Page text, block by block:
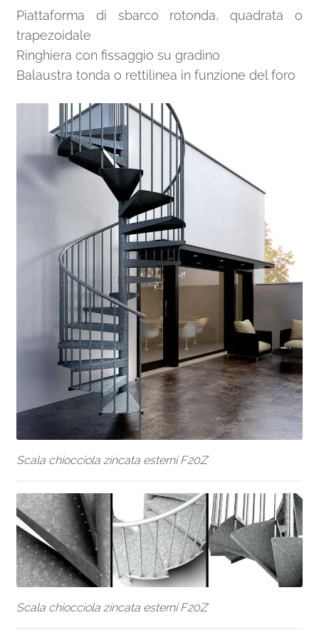
Piattaforma di sbarco rotonda, quadrata o
trapezoidale
Ringhiera con fissaggio su gradino
Balaustra tonda o rettilinea in funzione del foro
Scala chiocciola zincata esterni F20Z
Scala chiocciola zincata esterni F20Z